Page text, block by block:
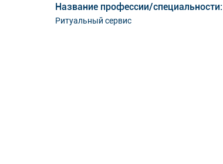
Название профессии/специальности:
Ритуальный сервис